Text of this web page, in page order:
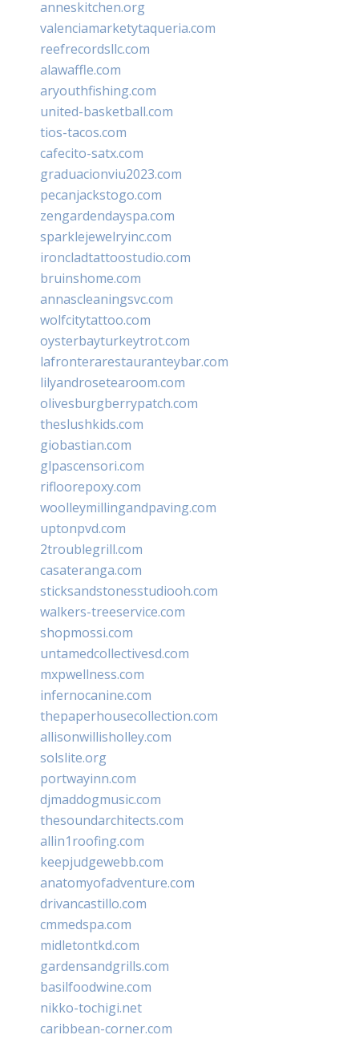
anneskitchen.org
valenciamarketytaqueria.com
reefrecordsllc.com
alawaffle.com
aryouthfishing.com
united-basketball.com
tios-tacos.com
cafecito-satx.com
graduacionviu2023.com
pecanjackstogo.com
zengardendayspa.com
sparklejewelryinc.com
ironcladtattoostudio.com
bruinshome.com
annascleaningsvc.com
wolfcitytattoo.com
oysterbayturkeytrot.com
lafronterarestauranteybar.com
lilyandrosetearoom.com
olivesburgberrypatch.com
theslushkids.com
giobastian.com
glpascensori.com
rifloorepoxy.com
woolleymillingandpaving.com
uptonpvd.com
2troublegrill.com
casateranga.com
sticksandstonesstudiooh.com
walkers-treeservice.com
shopmossi.com
untamedcollectivesd.com
mxpwellness.com
infernocanine.com
thepaperhousecollection.com
allisonwillisholley.com
solslite.org
portwayinn.com
djmaddogmusic.com
thesoundarchitects.com
allin1roofing.com
keepjudgewebb.com
anatomyofadventure.com
drivancastillo.com
cmmedspa.com
midletontkd.com
gardensandgrills.com
basilfoodwine.com
nikko-tochigi.net
caribbean-corner.com